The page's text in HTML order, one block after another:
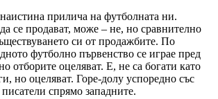
прилича на футболната ни.
се продават, може – не, но сравнително
си от продажбите. По
футболно първенство се играе пред
отборите оцеляват. Е, не са богати като
но оцеляват. Горе-долу успоредно със
спрямо западните.